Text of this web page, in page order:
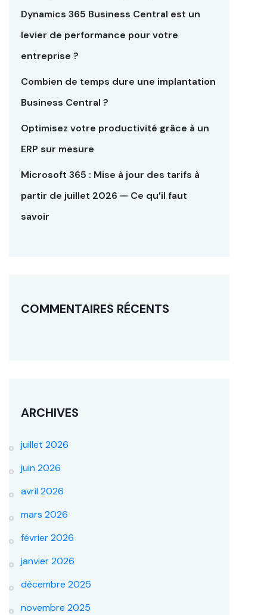
Dynamics 365 Business Central est un
levier de performance pour votre
entreprise ?
Combien de temps dure une implantation
Business Central ?
Optimisez votre productivité grâce à un
ERP sur mesure
Microsoft 365 : Mise à jour des tarifs à
partir de juillet 2026 — Ce qu’il faut
savoir
COMMENTAIRES RÉCENTS
ARCHIVES
juillet 2026
juin 2026
avril 2026
mars 2026
février 2026
janvier 2026
décembre 2025
novembre 2025